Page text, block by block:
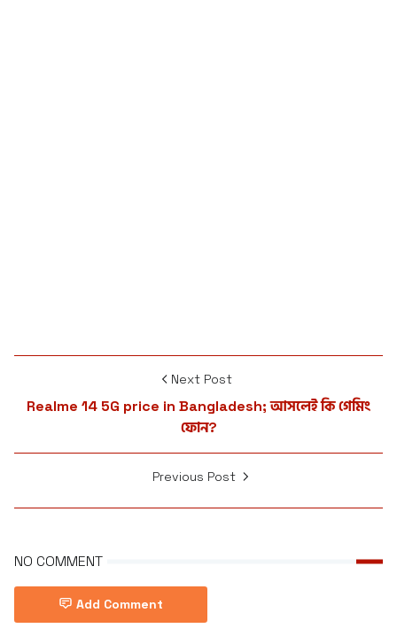
Next Post
Realme 14 5G price in Bangladesh; আসলেই কি গেমিং
ফোন?
Previous Post
NO COMMENT
Add Comment